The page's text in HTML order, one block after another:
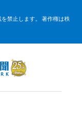
禁止します。 著作権は秩